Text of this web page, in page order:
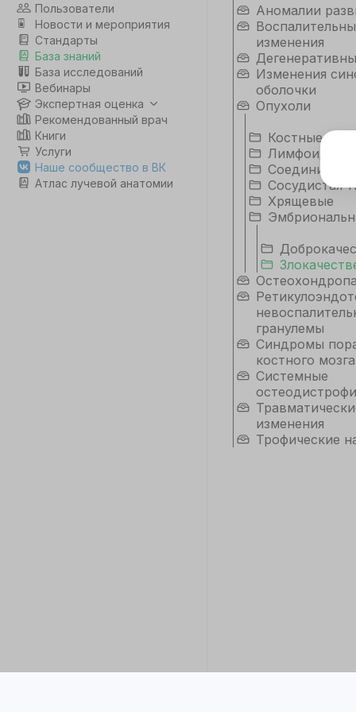
Пользователи
Новости и мероприятия
Стандарты
База знаний
База исследований
Вебинары
Экспертная оценка
Рекомендованный врач
Книги
Услуги
Наше сообщество в ВК
Атлас лучевой анатомии
Аномалии
изменения
Изменения
оболочки
Опухоли
Костные
Лимфоидная
Сосудистая
Хрящевые
гранулемы
Синдромы
костного мозга
Системные
изменения
Трофические